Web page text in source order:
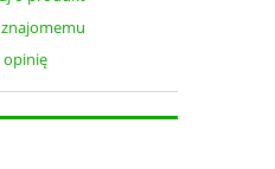
opinię